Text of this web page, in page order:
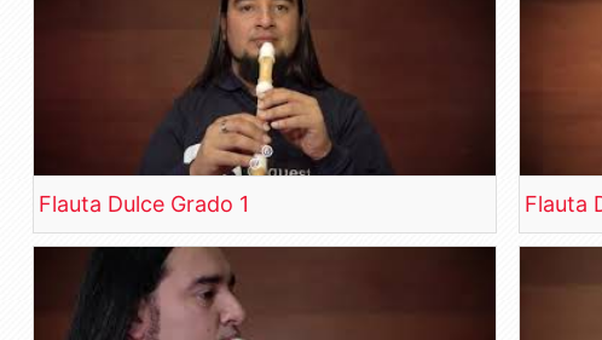
Flauta Dulce Grado 1 Flauta